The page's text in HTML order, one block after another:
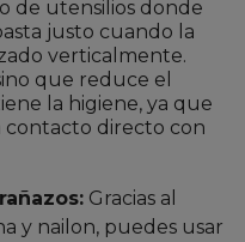
de utensilios donde
justo cuando la
verticalmente.
que reduce el
la higiene, ya que
contacto directo con
Gracias al
y nailon, puedes usar